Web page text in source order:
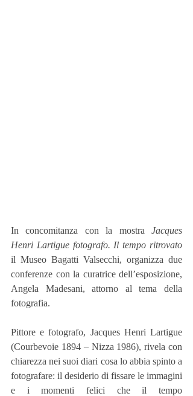
In concomitanza con la mostra Jacques
Henri Lartigue fotografo. Il tempo ritrovato
il Museo Bagatti Valsecchi, organizza due
conferenze con la curatrice dell’esposizione,
Angela Madesani, attorno al tema della
fotografia.
Pittore e fotografo, Jacques Henri Lartigue
(Courbevoie 1894 – Nizza 1986), rivela con
chiarezza nei suoi diari cosa lo abbia spinto a
fotografare: il desiderio di fissare le immagini
e i momenti felici che il tempo